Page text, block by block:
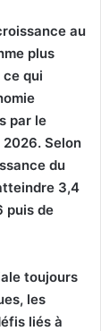
au
plus
ce qui
par le
Selon
du
3,4
puis de
toujours
les
liés à